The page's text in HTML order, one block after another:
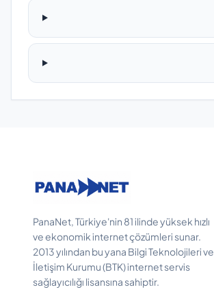
PanaNet, Türkiye'nin 81 ilinde yüksek hızlı
ve ekonomik internet çözümleri sunar.
2013 yılından bu yana Bilgi Teknolojileri ve
İletişim Kurumu (BTK) internet servis
sağlayıcılığı lisansına sahiptir.